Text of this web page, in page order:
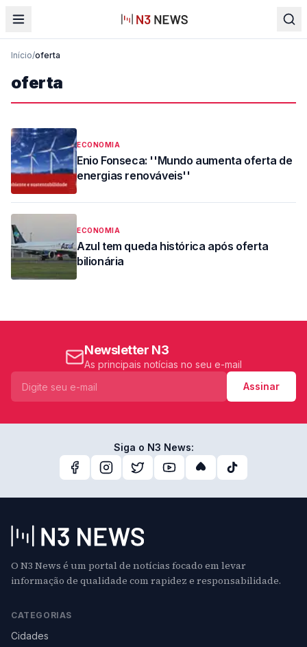
Início/oferta
oferta
ECONOMIA
Enio Fonseca: ''Mundo aumenta oferta de
energias renováveis''
ECONOMIA
Azul tem queda histórica após oferta
bilionária
Newsletter N3
As principais notícias no seu e-mail
Assinar
Siga o N3 News:
O N3 News é um portal de notícias focado em levar
informação de qualidade com rapidez e responsabilidade.
CATEGORIAS
Cidades